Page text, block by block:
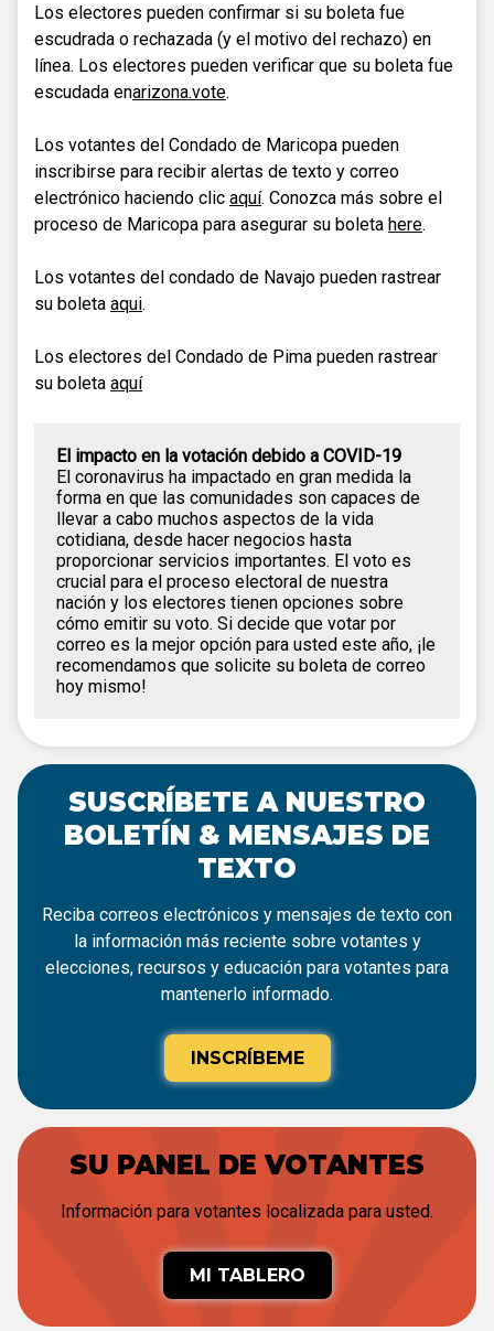
Los electores pueden confirmar si su boleta fue
escudrada o rechazada (y el motivo del rechazo) en
línea. Los electores pueden verificar que su boleta fue
escudada enarizona.vote.
Los votantes del Condado de Maricopa pueden
inscribirse para recibir alertas de texto y correo
electrónico haciendo clic aquí. Conozca más sobre el
proceso de Maricopa para asegurar su boleta here.
Los votantes del condado de Navajo pueden rastrear
su boleta aqui.
Los electores del Condado de Pima pueden rastrear
su boleta aquí
El impacto en la votación debido a COVID-19
El coronavirus ha impactado en gran medida la
forma en que las comunidades son capaces de
llevar a cabo muchos aspectos de la vida
cotidiana, desde hacer negocios hasta
proporcionar servicios importantes. El voto es
crucial para el proceso electoral de nuestra
nación y los electores tienen opciones sobre
cómo emitir su voto. Si decide que votar por
correo es la mejor opción para usted este año, ¡le
recomendamos que solicite su boleta de correo
hoy mismo!
SUSCRÍBETE A NUESTRO
BOLETÍN & MENSAJES DE
TEXTO
Reciba correos electrónicos y mensajes de texto con
la información más reciente sobre votantes y
elecciones, recursos y educación para votantes para
mantenerlo informado.
INSCRÍBEME
SU PANEL DE VOTANTES
Información para votantes localizada para usted.
MI TABLERO